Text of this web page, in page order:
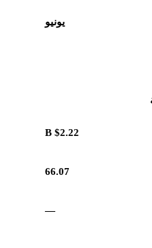
يونيو
$2.22 B
66.07
—